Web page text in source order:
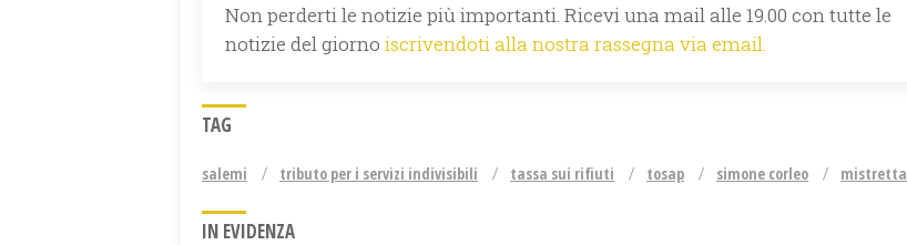
Non perderti le notizie più importanti. Ricevi una mail alle 19.00 con tutte le
notizie del giorno iscrivendoti alla nostra rassegna via email.
TAG
salemi tributo per i servizi indivisibili tassa sui rifiuti tosap simone corleo mistretta
IN EVIDENZA